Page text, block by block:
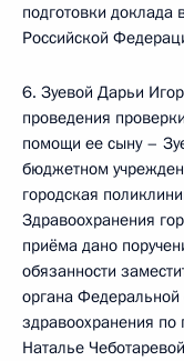
подготовки
Российской
6. Зуевой Дарьи
проведения
помощи ее сыну –
бюджетном
городская
Здравоохранения
приёма дано
обязанности
органа
здравоохранения по
Наталье